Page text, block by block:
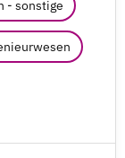
- sonstige